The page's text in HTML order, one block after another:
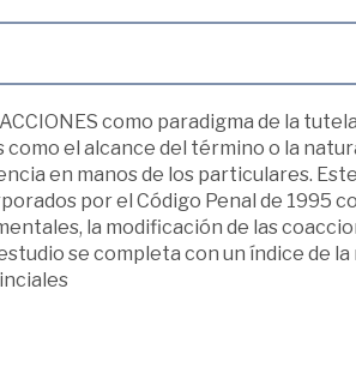
como paradigma de la
el alcance del término o la
en manos de los particulares.
por el Código Penal de 1995
la modificación de las
se completa con un índice de